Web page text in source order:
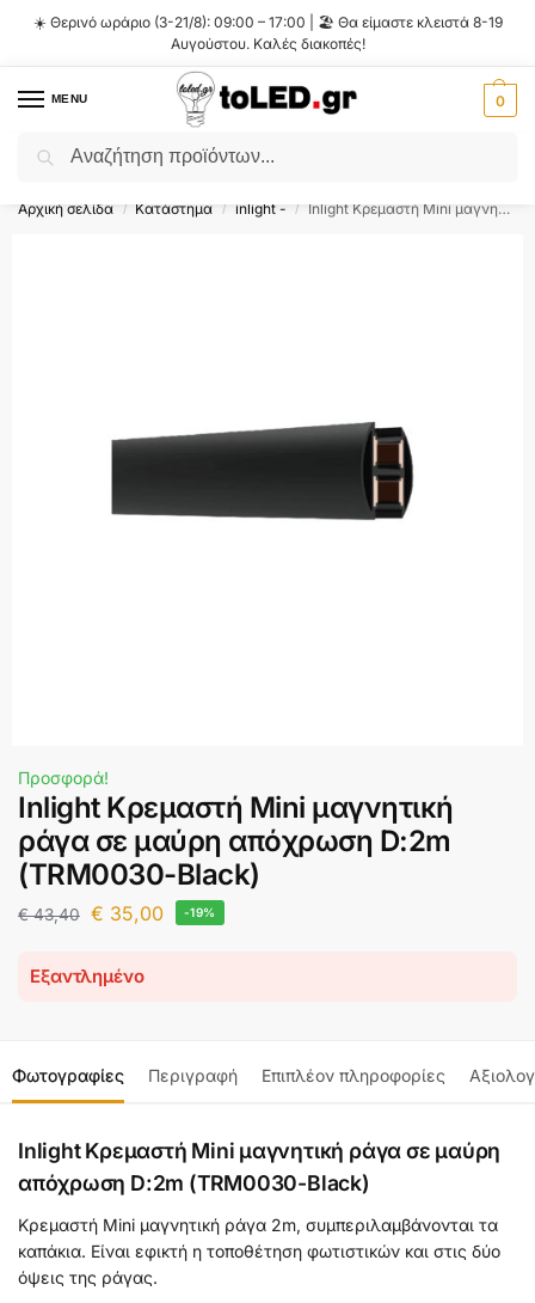
☀️ Θερινό ωράριο (3-21/8): 09:00 – 17:00 | 🏖️ Θα είμαστε κλειστά 8-19
Αυγούστου. Καλές διακοπές!
MENU 0
Flash Sale ⚡ 10% Έκπτωση με τον κωδικό
Αρχική σελίδα / Κατάστημα / inlight - / Inlight Κρεμαστή Mini μαγνητική ράγα σε μαύρη απόχρωση D:2m (TRM0030-Black)
Προσφορά!
Inlight Κρεμαστή Mini μαγνητική
ράγα σε μαύρη απόχρωση D:2m
(TRM0030-Black)
€43,40 € 35,00 -19%
Εξαντλημένο
Φωτογραφίες Περιγραφή Επιπλέον πληροφορίες
Inlight Κρεμαστή Mini μαγνητική ράγα σε μαύρη
απόχρωση D:2m (TRM0030-Black)
Κρεμαστή Mini μαγνητική ράγα 2m, συμπεριλαμβάνονται τα
καπάκια. Είναι εφικτή η τοποθέτηση φωτιστικών και στις δύο
όψεις της ράγας.